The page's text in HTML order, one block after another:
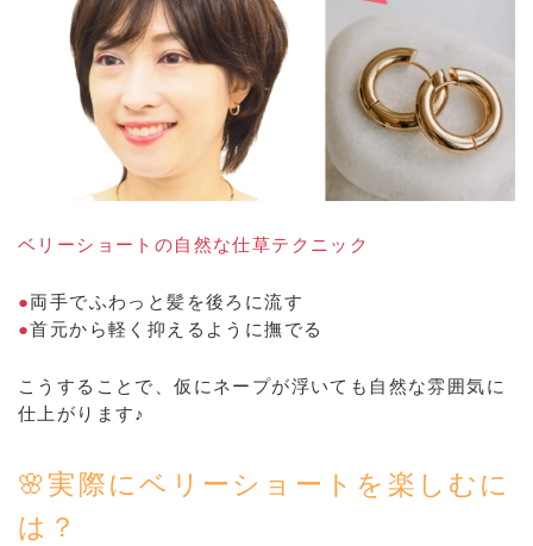
ベリーショートの自然な仕草テクニック
●両手でふわっと髪を後ろに流す
●首元から軽く抑えるように撫でる
こうすることで、仮にネープが浮いても自然な雰囲気に
仕上がります♪
🌸実際にベリーショートを楽しむに
は？